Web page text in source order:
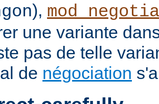
),
une variante
pas de telle
de négociation